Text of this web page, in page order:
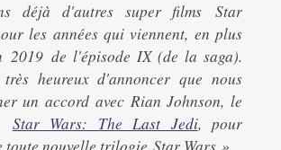
déjà d'autres super films Star
les années qui viennent, en plus
2019 de l'épisode IX (de la saga).
très heureux d'annoncer que nous
un accord avec Rian Johnson, le
Star Wars: The Last Jedi, pour